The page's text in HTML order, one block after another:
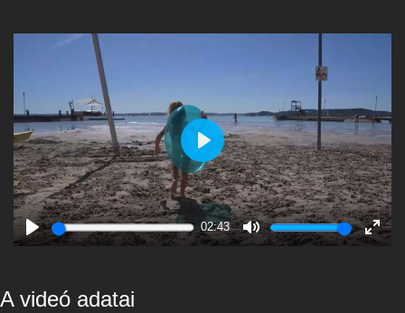
Play
02:43
Mute
Enter
Play
A videó adatai